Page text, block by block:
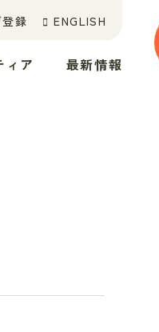
録 ENGLISH
ィア 最新情報